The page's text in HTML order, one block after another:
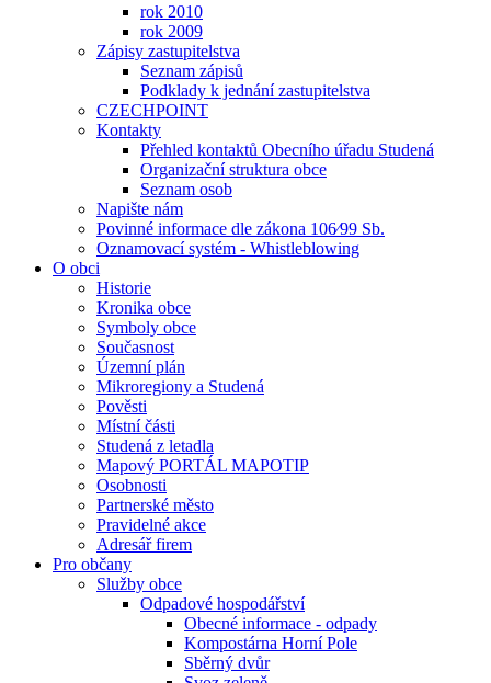
rok 2010
rok 2009
Zápisy zastupitelstva
Seznam zápisů
Podklady k jednání zastupitelstva
CZECHPOINT
Kontakty
Přehled kontaktů Obecního úřadu Studená
Organizační struktura obce
Seznam osob
Napište nám
Povinné informace dle zákona 106⁄99 Sb.
Oznamovací systém - Whistleblowing
O obci
Historie
Kronika obce
Symboly obce
Současnost
Územní plán
Mikroregiony a Studená
Pověsti
Místní části
Studená z letadla
Mapový PORTÁL MAPOTIP
Osobnosti
Partnerské město
Pravidelné akce
Adresář firem
Pro občany
Služby obce
Odpadové hospodářství
Obecné informace - odpady
Kompostárna Horní Pole
Sběrný dvůr